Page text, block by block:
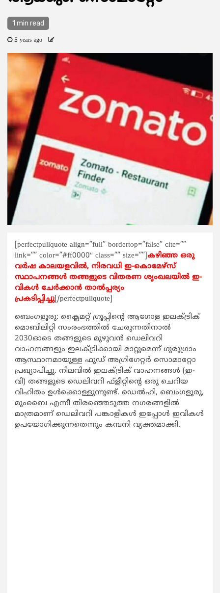
1 min read
5 years ago
[perfectpullquote align=”full” bordertop=”false” cite=””
link=”” color=”#ff0000″ class=”” size=””] കഴിഞ്ഞ ഒരു
വര്‍ഷ കാലയളവില്‍, നിരവധി ഇ-കൊമേഴ്സ്
സ്ഥാപനങ്ങള്‍ തങ്ങളുടെ വിതരണ ശൃംഖലയില്‍ ഇ-
വികള്‍ ചേര്‍ക്കാന്‍ താല്‍പ്പര്യം
പ്രകടിപ്പിച്ചു[/perfectpullquote]
ബെംഗളൂരു: ക്ലൈമറ്റ് ഗ്രൂപ്പിന്‍റെ ആഗോള ഇലക്ട്രിക്
മൊബിലിറ്റി സംരംഭത്തില്‍ ചേരുന്നതിനാല്‍
2030ഓടെ തങ്ങളുടെ മുഴുവന്‍ ഡെലിവറി
വാഹനങ്ങളും ഇലക്ട്രിക്കായി മാറ്റുമെന്ന് ഗുരുഗ്രാം
ആസ്ഥാനമായുള്ള ഫുഡ് അഗ്രിഗേറ്റര്‍ സൊമാറ്റോ
പ്രഖ്യാപിച്ചു. നിലവില്‍ ഇലക്ട്രിക് വാഹനങ്ങള്‍ (ഇ-
വി) തങ്ങളുടെ ഡെലിവറി ഫ്ളീറ്റിന്‍റെ ഒരു ചെറിയ
വിഹിതം ഉള്‍ക്കൊള്ളുന്നുണ്ട്. ഡെല്‍ഹി, ബെംഗളൂരു,
മുംബൈ എന്നീ തിരഞ്ഞെടുത്ത നഗരങ്ങളില്‍
മാത്രമാണ് ഡെലിവറി പങ്കാളികള്‍ ഇപ്പോള്‍ ഇവികള്‍
ഉപയോഗിക്കുന്നതെന്നും കമ്പനി വ്യക്തമാക്കി.